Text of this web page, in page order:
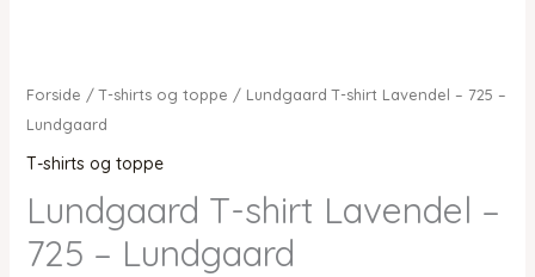
Forside /T-shirts og toppe / Lundgaard T-shirt Lavendel – 725 –
Lundgaard
T-shirts og toppe
Lundgaard T-shirt Lavendel –
725 – Lundgaard